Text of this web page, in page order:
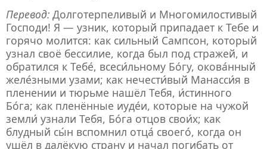
Перевод: Долготерпеливый и Многомилостивый
Господи! Я — узник, который припадает к Тебе и
горячо молится: как сильный Сампсон, который
узнал своё бессилие, когда был под стражей, и
обратился к Тебе́, всеси́льному Бо́гу, окова́нный
желе́зными узами; как нечести́вый Манасси́я в
пленении и тюрьме нашёл Тебя, и́стинного
Бо́га; как пленённые иуде́и, которые на чужой
земли́ узнали Тебя, Бо́га отцов свои́х; как
блудный сы́н вспомнил отца́ своего́, когда он
ушёл в далёкую страну и начал погибать от